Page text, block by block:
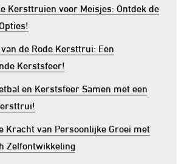
Kersttruien voor Meisjes: Ontdek de
van de Rode Kersttrui: Een
Kerstsfeer!
en Kerstsfeer Samen met een
Kracht van Persoonlijke Groei met
Zelfontwikkeling